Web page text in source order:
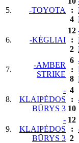
5. -TOYOTA
:
4
6. -KĖGLIAI
12
:
2
7.
-AMBER
STRIKE
6
:
8
8.
-
KLAIPĖDOS
BŪRYS 3
4
:
10
9.
-
KLAIPĖDOS
BŪRYS 3
12
:
2